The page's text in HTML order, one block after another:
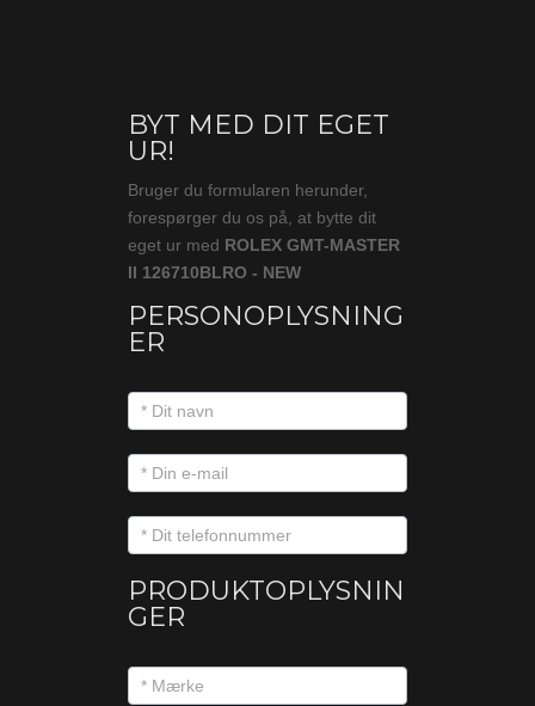
Byt
(produkt)
BYT MED DIT EGET
UR!
Bruger du formularen herunder,
forespørger du os på, at bytte dit
eget ur med ROLEX GMT-MASTER
II 126710BLRO - NEW
PERSONOPLYSNING
ER
PRODUKTOPLYSNIN
GER